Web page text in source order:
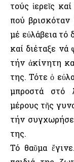
τούς ἱερεῖς
πού
μέ εὐλάβεια
καί διέταξε
τήν ἀκίνητη
της. Τότε ὁ
μπροστά στό
μέρους τῆς
τήν
της.
Τό θαῦμα